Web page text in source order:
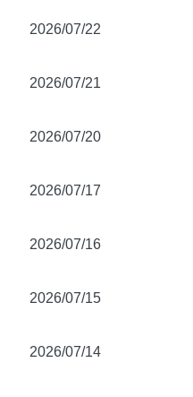
2026/07/22
2026/07/21
2026/07/20
2026/07/17
2026/07/16
2026/07/15
2026/07/14